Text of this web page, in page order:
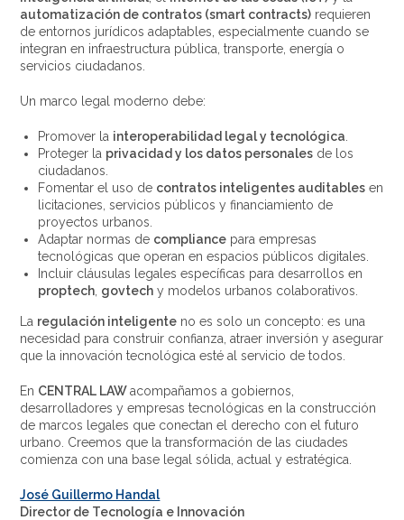
automatización de contratos (smart contracts) requieren
de entornos jurídicos adaptables, especialmente cuando se
integran en infraestructura pública, transporte, energía o
servicios ciudadanos.
Un marco legal moderno debe:
Promover la interoperabilidad legal y tecnológica
Proteger la privacidad y los datos personales de los
ciudadanos.
Fomentar el uso de contratos inteligentes auditables en
licitaciones, servicios públicos y financiamiento de
proyectos urbanos.
Adaptar normas de compliance para empresas
tecnológicas que operan en espacios públicos digitales.
Incluir cláusulas legales específicas para desarrollos en
proptech govtech y modelos urbanos colaborativos.
La regulación inteligente no es solo un concepto: es una
necesidad para construir confianza, atraer inversión y asegurar
que la innovación tecnológica esté al servicio de todos.
En CENTRAL LAWacompañamos a gobiernos,
desarrolladores y empresas tecnológicas en la construcción
de marcos legales que conectan el derecho con el futuro
urbano. Creemos que la transformación de las ciudades
comienza con una base legal sólida, actual y estratégica.
José Guillermo Handal
Director de Tecnología e Innovación